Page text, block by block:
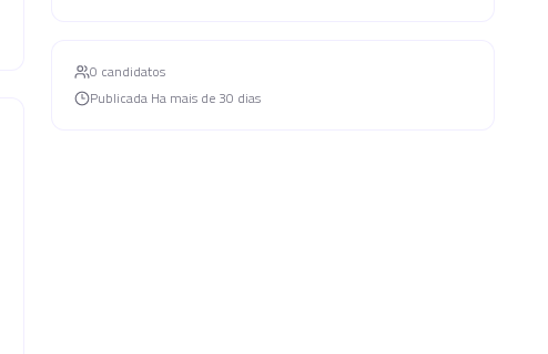
0 candidatos
Publicada Ha mais de 30 dias